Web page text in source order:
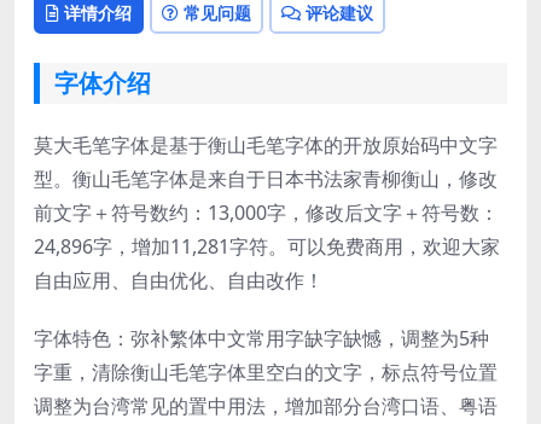
详情介绍 常见问题 评论建议
字体介绍
莫大毛笔字体是基于衡山毛笔字体的开放原始码中文字
型。衡山毛笔字体是来自于日本书法家青柳衡山，修改
前文字＋符号数约：13,000字，修改后文字＋符号数：
24,896字，增加11,281字符。可以免费商用，欢迎大家
自由应用、自由优化、自由改作！
字体特色：弥补繁体中文常用字缺字缺憾，调整为5种
字重，清除衡山毛笔字体里空白的文字，标点符号位置
调整为台湾常见的置中用法，增加部分台湾口语、粤语